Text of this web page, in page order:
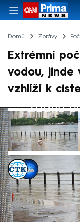
Domů Zprávy
Extrémní
vodou, jinde
vzhlíží k
Žádná
ČTK
Barbora
23. čvn 2024,
ale celý svět.